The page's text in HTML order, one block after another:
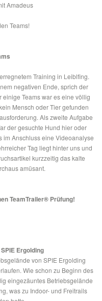
Amadeus
Teams!
Training in Leiblfing.
negativen Ende, sprich der
Teams war es eine völlig
Mensch oder Tier gefunden
Als zweite Aufgabe
der gesuchte Hund hier oder
im Anschluss eine Videoanalyse
Tag liegt hinter uns und
kurzzeitig das kalte
amüsant.
TeamTrailer® Prüfung!
Ergolding
von SPIE Ergolding
Wie schon zu Beginn des
eingezäuntes Betriebsgelände
was zu Indoor- und Freitrails